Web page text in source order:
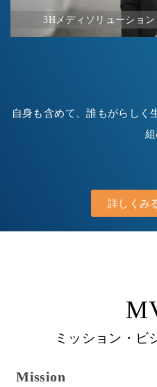
自身も含めて、誰もがらしく
詳し
3Hメディソリューショ
ミッション・ビ
Mission